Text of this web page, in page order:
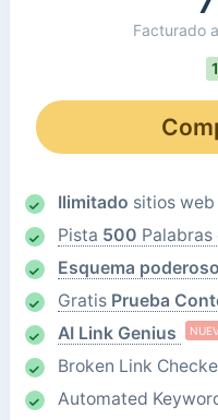
Facturado
Ilimitado sitios
Pista 500 Palabras
Esquema poderoso
Gratis Prueba
AI Link Genius
Broken Link
Automated